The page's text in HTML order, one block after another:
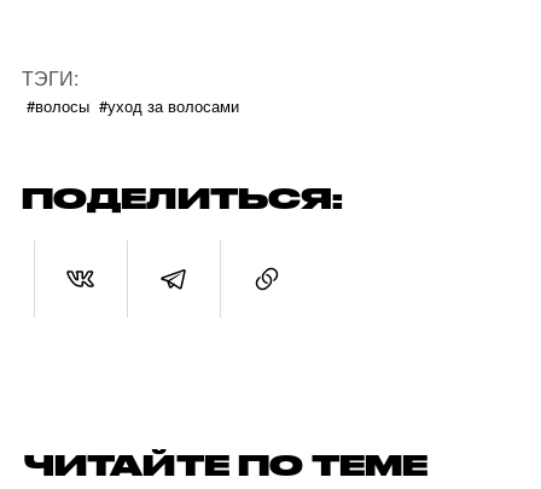
ТЭГИ:
#волосы #уход за волосами
ПОДЕЛИТЬСЯ:
ЧИТАЙТЕ ПО ТЕМЕ